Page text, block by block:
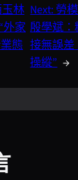
林
外家
態
Next: 勞
殷學斌
接無誤差
操縱” →